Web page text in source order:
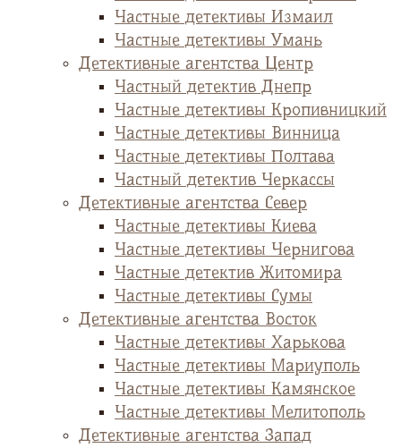
Частные детективы Измаил
Частные детективы Умань
Детективные агентства Центр
Частный детектив Днепр
Частные детективы Кропивницкий
Частные детективы Винница
Частные детективы Полтава
Частный детектив Черкассы
Детективные агентства Север
Частные детективы Киева
Частные детективы Чернигова
Частные детектив Житомира
Частные детективы Сумы
Детективные агентства Восток
Частные детективы Харькова
Частные детективы Мариуполь
Частные детективы Камянское
Частные детективы Мелитополь
Детективные агентства Запад